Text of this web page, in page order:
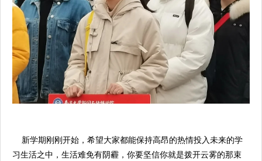
新学期刚刚开始，希望大家都能保持高昂的热情投入未来的学
习生活之中，生活难免有阴霾，你要坚信你就是拨开云雾的那束